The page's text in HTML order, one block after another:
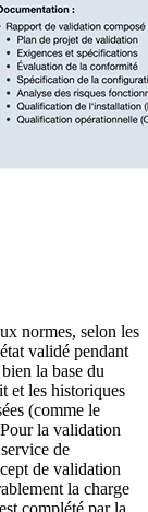
normes, selon les
validé pendant
la base du
et les historiques
(comme le
la validation
de
de validation
la charge
complété par la